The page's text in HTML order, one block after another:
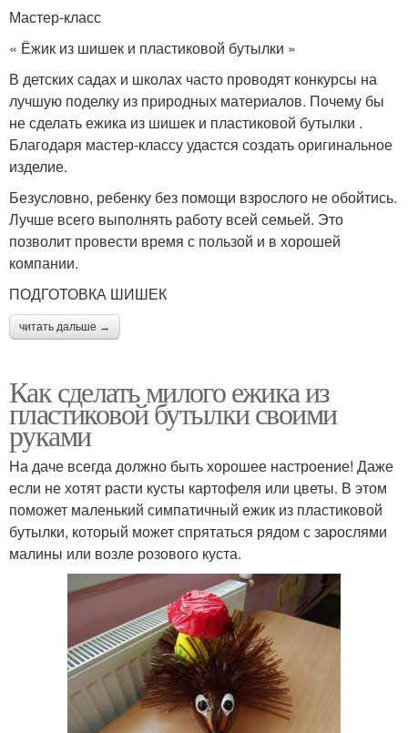
Мастер-класс
« Ёжик из шишек и пластиковой бутылки »
В детских садах и школах часто проводят конкурсы на
лучшую поделку из природных материалов. Почему бы
не сделать ежика из шишек и пластиковой бутылки .
Благодаря мастер-классу удастся создать оригинальное
изделие.
Безусловно, ребенку без помощи взрослого не обойтись.
Лучше всего выполнять работу всей семьей. Это
позволит провести время с пользой и в хорошей
компании.
ПОДГОТОВКА ШИШЕК
читать дальше →
Как сделать милого ежика из
пластиковой бутылки своими
руками
На даче всегда должно быть хорошее настроение! Даже
если не хотят расти кусты картофеля или цветы. В этом
поможет маленький симпатичный ежик из пластиковой
бутылки, который может спрятаться рядом с зарослями
малины или возле розового куста.